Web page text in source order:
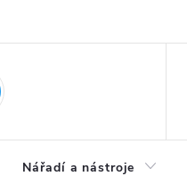
Nářadí a nástroje